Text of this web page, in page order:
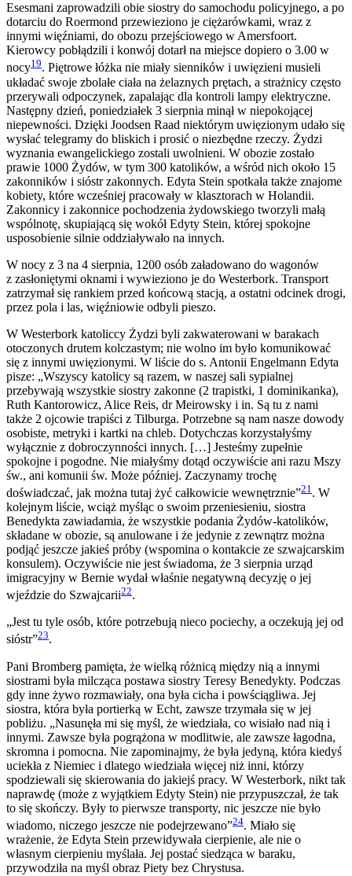
Esesmani zaprowadzili obie siostry do samochodu policyjnego, a po
dotarciu do Roermond przewieziono je ciężarówkami, wraz z
innymi więźniami, do obozu przejściowego w Amersfoort.
Kierowcy pobłądzili i konwój dotarł na miejsce dopiero o 3.00 w
nocy19. Piętrowe łóżka nie miały sienników i uwięzieni musieli
układać swoje zbolałe ciała na żelaznych prętach, a strażnicy często
przerywali odpoczynek, zapalając dla kontroli lampy elektryczne.
Następny dzień, poniedziałek 3 sierpnia minął w niepokojącej
niepewności. Dzięki Joodsen Raad niektórym uwięzionym udało się
wysłać telegramy do bliskich i prosić o niezbędne rzeczy. Żydzi
wyznania ewangelickiego zostali uwolnieni. W obozie zostało
prawie 1000 Żydów, w tym 300 katolików, a wśród nich około 15
zakonników i sióstr zakonnych. Edyta Stein spotkała także znajome
kobiety, które wcześniej pracowały w klasztorach w Holandii.
Zakonnicy i zakonnice pochodzenia żydowskiego tworzyli małą
wspólnotę, skupiającą się wokół Edyty Stein, której spokojne
usposobienie silnie oddziaływało na innych.
W nocy z 3 na 4 sierpnia, 1200 osób załadowano do wagonów
z zasłoniętymi oknami i wywieziono je do Westerbork. Transport
zatrzymał się rankiem przed końcową stacją, a ostatni odcinek drogi,
przez pola i las, więźniowie odbyli pieszo.
W Westerbork katoliccy Żydzi byli zakwaterowani w barakach
otoczonych drutem kolczastym; nie wolno im było komunikować
się z innymi uwięzionymi. W liście do s. Antonii Engelmann Edyta
pisze: „Wszyscy katolicy są razem, w naszej sali sypialnej
przebywają wszystkie siostry zakonne (2 trapistki, 1 dominikanka),
Ruth Kantorowicz, Alice Reis, dr Meirowsky i in. Są tu z nami
także 2 ojcowie trapiści z Tilburga. Potrzebne są nam nasze dowody
osobiste, metryki i kartki na chleb. Dotychczas korzystałyśmy
wyłącznie z dobroczynności innych. […] Jesteśmy zupełnie
spokojne i pogodne. Nie miałyśmy dotąd oczywiście ani razu Mszy
św., ani komunii św. Może później. Zaczynamy trochę
doświadczać, jak można tutaj żyć całkowicie wewnętrznie”21 . W
kolejnym liście, wciąż myśląc o swoim przeniesieniu, siostra
Benedykta zawiadamia, że wszystkie podania Żydów-katolików,
składane w obozie, są anulowane i że jedynie z zewnątrz można
podjąć jeszcze jakieś próby (wspomina o kontakcie ze szwajcarskim
konsulem). Oczywiście nie jest świadoma, że 3 sierpnia urząd
imigracyjny w Bernie wydał właśnie negatywną decyzję o jej
wjeździe do Szwajcarii22.
„Jest tu tyle osób, które potrzebują nieco pociechy, a oczekują jej od
sióstr”23.
Pani Bromberg pamięta, że wielką różnicą między nią a innymi
siostrami była milcząca postawa siostry Teresy Benedykty. Podczas
gdy inne żywo rozmawiały, ona była cicha i powściągliwa. Jej
siostra, która była portierką w Echt, zawsze trzymała się w jej
pobliżu. „Nasunęła mi się myśl, że wiedziała, co wisiało nad nią i
innymi. Zawsze była pogrążona w modlitwie, ale zawsze łagodna,
skromna i pomocna. Nie zapominajmy, że była jedyną, która kiedyś
uciekła z Niemiec i dlatego wiedziała więcej niż inni, którzy
spodziewali się skierowania do jakiejś pracy. W Westerbork, nikt tak
naprawdę (może z wyjątkiem Edyty Stein) nie przypuszczał, że tak
to się skończy. Były to pierwsze transporty, nic jeszcze nie było
wiadomo, niczego jeszcze nie podejrzewano”24. Miało się
wrażenie, że Edyta Stein przewidywała cierpienie, ale nie o
własnym cierpieniu myślała. Jej postać siedząca w baraku,
przywodziła na myśl obraz Piety bez Chrystusa.